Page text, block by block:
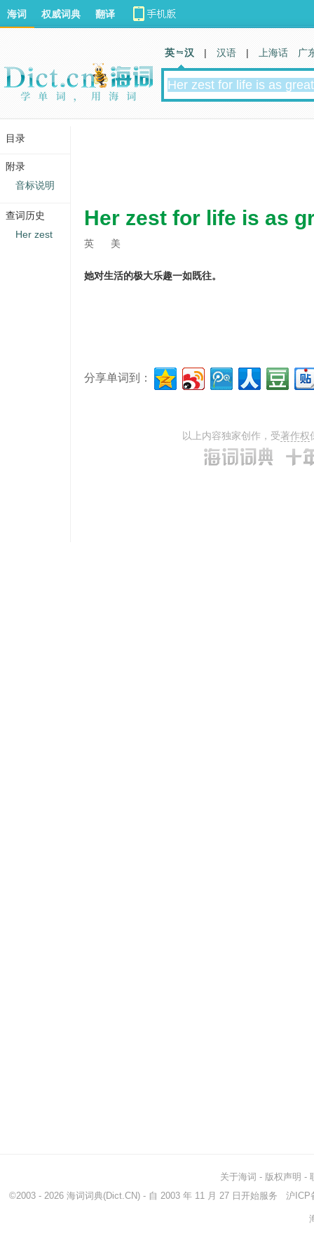
Her zest for life is as
英 美
她对生活的极大乐趣一如既往。
分享单词到：
以上内容独家创作，受著作权
海词 权威词典 翻译
英 汉 | 汉语 | 上海话 广
关于海词 - 版权声明 -
©2003 - 2026 海词词典(Dict.CN) - 自 2003 年 11 月 27 日开始服务 沪ICP
目录
附录
音标说明
查词历史
Her zest